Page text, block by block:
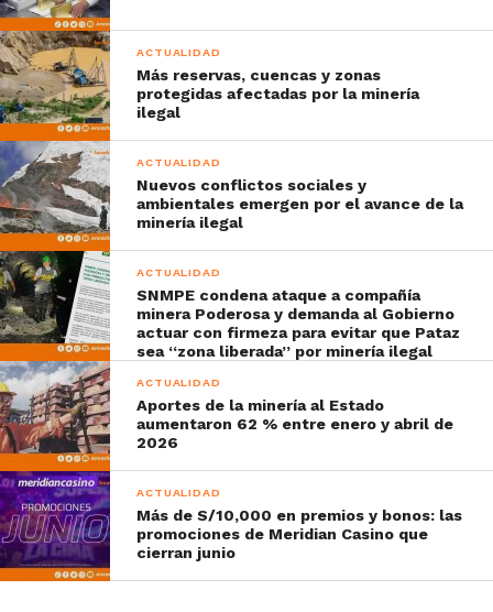
ACTUALIDAD
Más reservas, cuencas y zonas
protegidas afectadas por la minería
ilegal
ACTUALIDAD
Nuevos conflictos sociales y
ambientales emergen por el avance de la
minería ilegal
ACTUALIDAD
SNMPE condena ataque a compañía
minera Poderosa y demanda al Gobierno
actuar con firmeza para evitar que Pataz
sea “zona liberada” por minería ilegal
ACTUALIDAD
Aportes de la minería al Estado
aumentaron 62 % entre enero y abril de
2026
ACTUALIDAD
Más de S/10,000 en premios y bonos: las
promociones de Meridian Casino que
cierran junio